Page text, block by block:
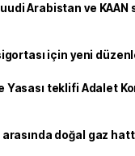
Arabistan ve KAAN
için yeni
Yasası teklifi Adalet
arasında doğal gaz